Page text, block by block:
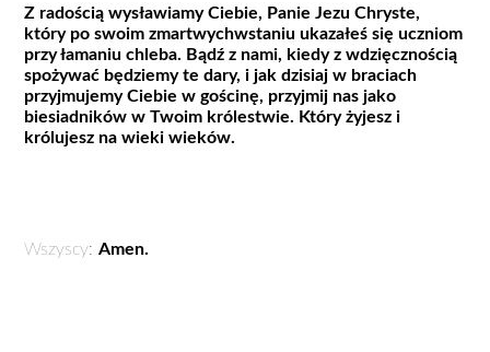
Z radością wysławiamy Ciebie, Panie Jezu Chryste,
który po swoim zmartwychwstaniu ukazałeś się uczniom
przy łamaniu chleba. Bądź z nami, kiedy z wdzięcznością
spożywać będziemy te dary, i jak dzisiaj w braciach
przyjmujemy Ciebie w gościnę, przyjmij nas jako
biesiadników w Twoim królestwie. Który żyjesz i
królujesz na wieki wieków.
Wszyscy:Amen.